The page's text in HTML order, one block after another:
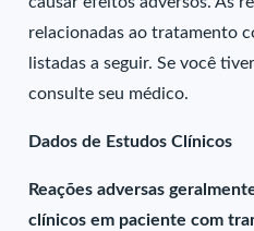
relacionadas ao tratamento
listadas a seguir. Se você
consulte seu médico.
Dados de Estudos Clínicos
Reações adversas
clínicos em paciente com